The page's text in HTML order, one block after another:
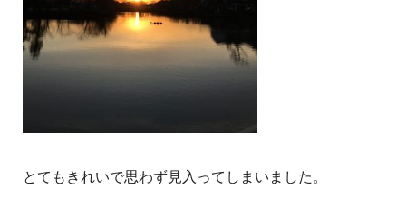
とてもきれいで思わず見入ってしまいました。